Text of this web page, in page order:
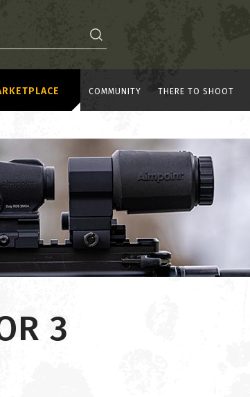
COMMUNITY THERE TO SHOOT
3